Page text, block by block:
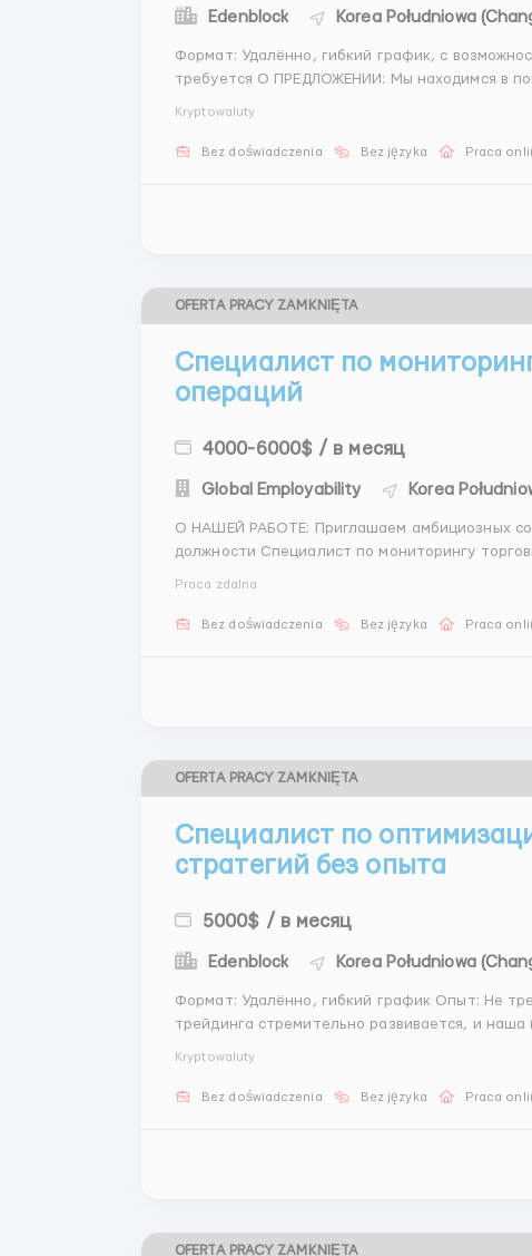
Edenblock Korea Południowa
Формат: Удалённо, гибкий график, с
требуется О ПРЕДЛОЖЕНИИ: Мы находимся в поиске человека, готового занять стартовую
Kryptowaluty
Bez doświadczenia Bez języka Praca
OFERTA PRACY ZAMKNIĘTA
Специалист по
операций
4000-6000$ / в месяц
Global Employability Korea
О НАШЕЙ РАБОТЕ: Приглашаем амбициозных соискателей присоединиться к нашей команде на
должности Специалист по мониторингу торговых операций. Для
Praca zdalna
Bez doświadczenia Bez języka Praca
OFERTA PRACY ZAMKNIĘTA
Специалист по
стратегий без опыта
5000$ / в месяц
Edenblock Korea Południowa
Формат: Удалённо, гибкий график Опыт: Не требуется О вакансии Сфера
трейдинга стремительно развивается, и
Kryptowaluty
Bez doświadczenia Bez języka Praca
OFERTA PRACY ZAMKNIĘTA